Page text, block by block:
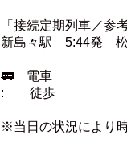
「接続定期列車／参考
新島々駅 5:44発
🚃 電車
: 徒歩
※当日の状況により